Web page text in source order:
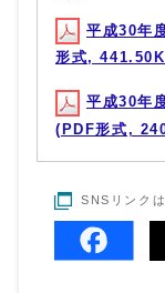
平成30年
形式,
平成30年
(PDF形式,
SNSリンク